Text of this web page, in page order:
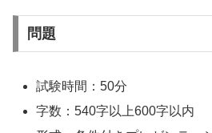
問題
試験時間：50分
字数：540字以上600字以内